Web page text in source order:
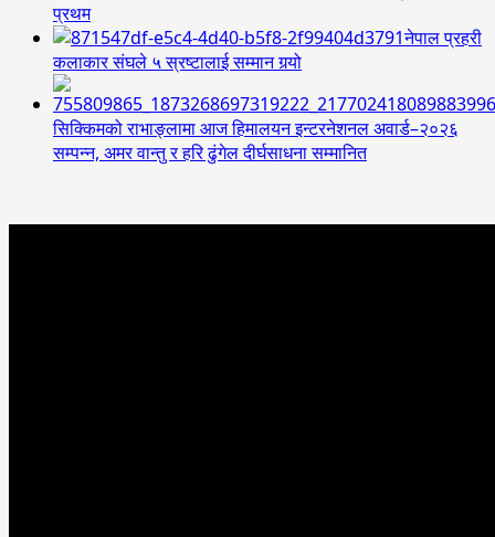
प्रथम
नेपाल प्रहरी
कलाकार संघले ५ स्रष्टालाई सम्मान गर्‍यो
सिक्किमको राभाङ्लामा आज हिमालयन इन्टरनेशनल अवार्ड–२०२६
सम्पन्न, अमर वान्तु र हरि ढुंगेल दीर्घसाधना सम्मानित